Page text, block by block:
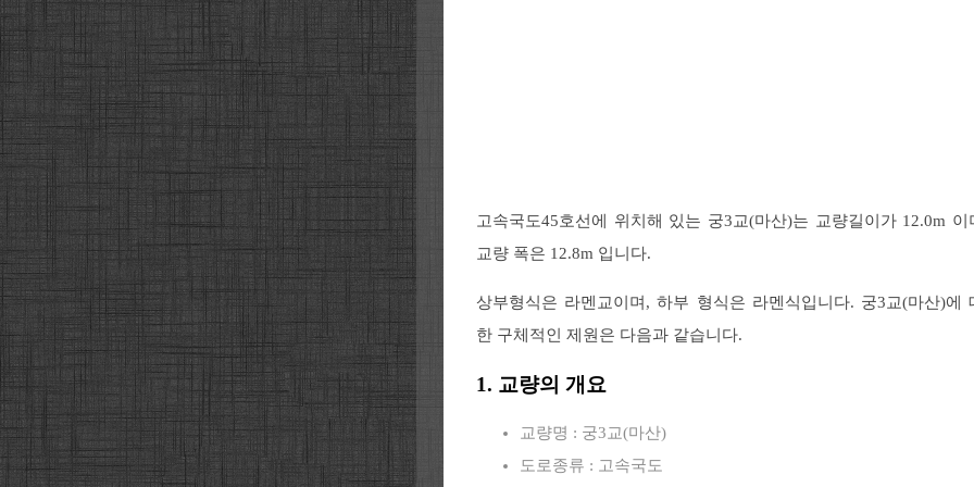
고속국도45호선에 위치해 있는 궁3교(마산)는 교량길이가 12.0m 이
교량 폭은 12.8m 입니다.
상부형식은 라멘교이며, 하부 형식은 라멘식입니다. 궁3교(마산)에
한 구체적인 제원은 다음과 같습니다.
1. 교량의 개요
교량명 : 궁3교(마산)
도로종류 : 고속국도